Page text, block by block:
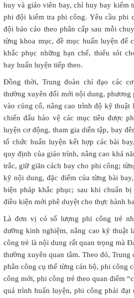
huy và giáo viên bay, chỉ huy bay kiểm
phi đội kiểm tra phi công. Yêu cầu phi
đội báo cáo theo phân cấp sau mỗi
từng khoa mục, đề mục huấn luyện để
khắc phục những hạn chế, thiếu sót
bay huấn luyện tiếp theo.
Đồng thời, Trung đoàn chỉ đạo các
thường xuyên đổi mới nội dung, phương
vào củng cố, nâng cao trình độ kỹ thuật
chiến đấu bảo vệ các mục tiêu được
luyện cơ động, tham gia diễn tập, bay
tổ chức huấn luyện kết hợp các bài
quy định của giáo trình, nâng cao khả
trắc, giữ giãn cách bay cho phi công;
kỹ nội dung, đặc điểm của từng bài
biện pháp khắc phục; sau khi chuẩn
điều kiện mới phê duyệt cho thực hành
Là đơn vị có số lượng phi công trẻ
dưỡng kinh nghiệm, nâng cao kỹ thuật
công trẻ là nội dung rất quan trọng mà
thường xuyên quan tâm. Theo đó, Trung
phân công cụ thể từng cán bộ, phi công
công mới, phi công trẻ theo quan điểm
quá trình huấn luyện, phi công phải